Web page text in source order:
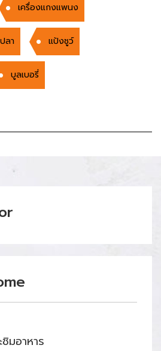
เครื่องแกงแพนง
ลา แป้งชูว์
บูลเบอรี่
มอาหาร